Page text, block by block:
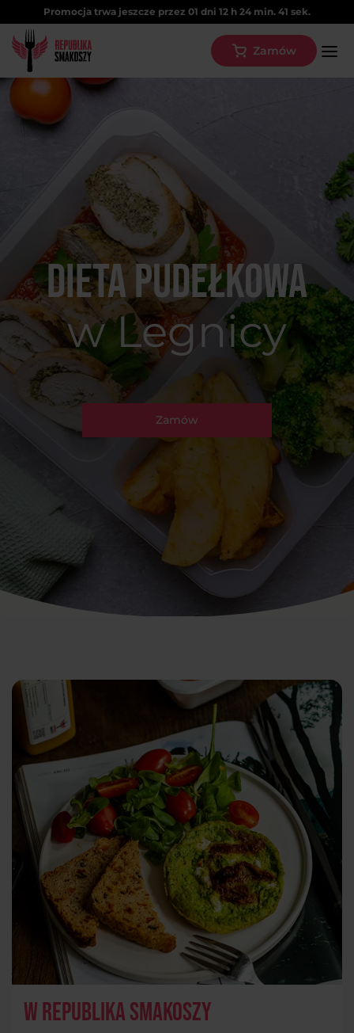
Promocja trwa jeszcze przez 01 dni 12 h 24 min. 41 sek.
Zamów
Dieta pudełkowa
w Legnicy
Zamów
W Republika Smakoszy